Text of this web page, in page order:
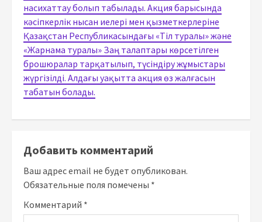
насихаттау болып табылады. Акция барысында
кәсіпкерлік нысан иелері мен қызметкерлеріне
Қазақстан Республикасындағы «Тіл туралы» және
«Жарнама туралы» Заң талаптары көрсетілген
брошюралар тарқатылып, түсіндіру жұмыстары
жүргізілді. Алдағы уақытта акция өз жалғасын
табатын болады.
Добавить комментарий
Ваш адрес email не будет опубликован.
Обязательные поля помечены *
Комментарий *